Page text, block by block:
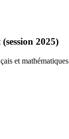
2025)
et mathématiques